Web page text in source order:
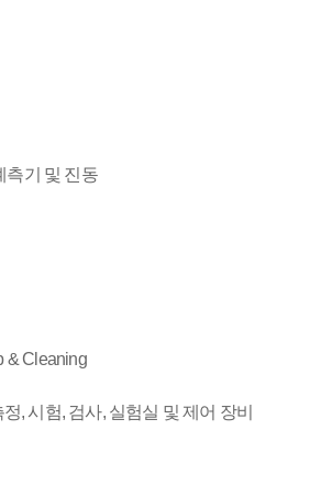
측기 및 진동
& Cleaning
, 시험, 검사, 실험실 및 제어 장비